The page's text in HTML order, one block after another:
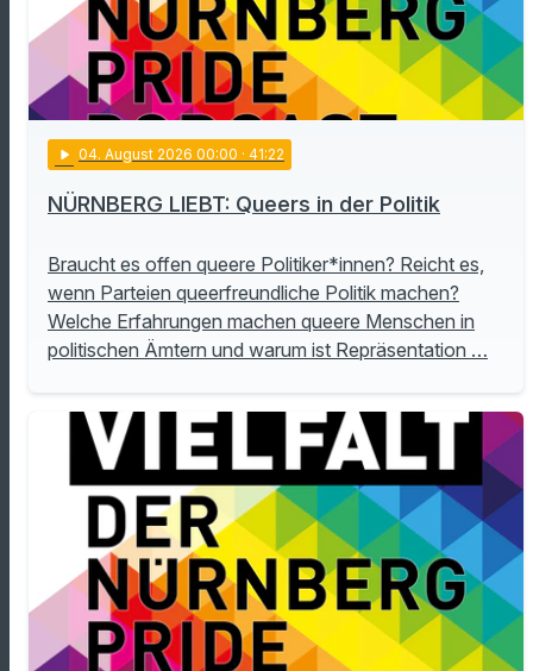
play_arrow 04. August 2026 00:00 · 41:22
NÜRNBERG LIEBT: Queers in der Politik
Braucht es offen queere Politiker*innen? Reicht es,
wenn Parteien queerfreundliche Politik machen?
Welche Erfahrungen machen queere Menschen in
politischen Ämtern und warum ist Repräsentation …